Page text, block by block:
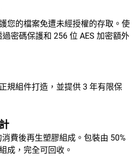
您的檔案免遭未經授權的存取。使
過密碼保護和 256 位 AES 加密額外
規組件打造，並提供 3 年有限保
費後再生塑膠組成。包裝由 50%
成，完全可回收。